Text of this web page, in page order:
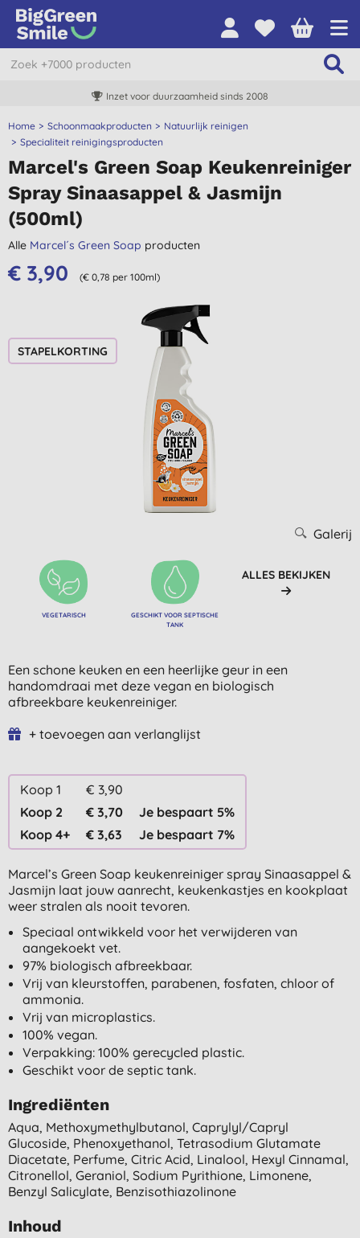
Inzet voor duurzaamheid sinds 2008
Home Schoonmaakproducten
Natuurlijk reinigen
Specialiteit reinigingsproducten
Marcel's Green Soap Keukenreiniger
Spray Sinaasappel & Jasmijn
(500ml)
Alle Marcel´s Green Soap producten
€ 3,90 (€ 0,78 per 100ml)
STAPELKORTING
Galerij
VEGETARISCH
GESCHIKT VOOR SEPTISCHE
TANK
ALLES BEKIJKEN
Een schone keuken en een heerlijke geur in een
handomdraai met deze vegan en biologisch
afbreekbare keukenreiniger.
+ toevoegen aan verlanglijst
Koop 1
€ 3,90
Koop 2
€ 3,70
Je bespaart 5%
Koop 4+
€ 3,63 Je bespaart 7%
Marcel’s Green Soap keukenreiniger spray Sinaasappel &
Jasmijn laat jouw aanrecht, keukenkastjes en kookplaat
weer stralen als nooit tevoren.
Speciaal ontwikkeld voor het verwijderen van
aangekoekt vet.
97% biologisch afbreekbaar.
Vrij van kleurstoffen, parabenen, fosfaten, chloor of
ammonia.
Vrij van microplastics.
100% vegan.
Verpakking: 100% gerecycled plastic.
Geschikt voor de septic tank.
Ingrediënten
Aqua, Methoxymethylbutanol, Caprylyl/capryl
Glucoside, Phenoxyethanol, Tetrasodium Glutamate
Diacetate, Perfume, Citric Acid, Linalool, Hexyl Cinnamal,
Citronellol, Geraniol, Sodium Pyrithione, Limonene,
Benzyl Salicylate, Benzisothiazolinone
Inhoud